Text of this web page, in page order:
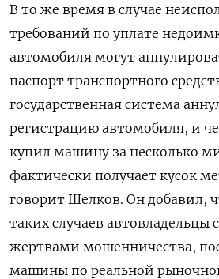
В то же время в случае
требований по уплате
автомобиля могут
паспорт транспортного
государственная система
регистрацию автомобиля, и
купил машину за несколько
фактически получает кусок
говорит Шелков. Он добавил,
таких случаев автовладельцы
жертвами мошенничества,
машины по реальной